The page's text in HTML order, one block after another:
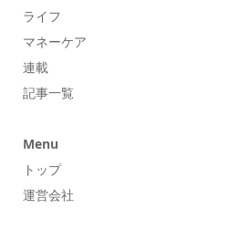
ライフ
マネーケア
連載
記事一覧
Menu
トップ
運営会社